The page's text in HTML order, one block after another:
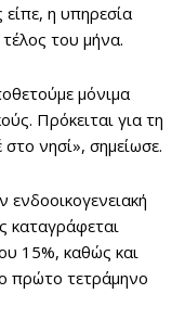
η υπηρεσία
τέλος του μήνα.
μόνιμα
Πρόκειται για τη
νησί», σημείωσε.
καταγράφεται
15%, καθώς και
πρώτο τετράμηνο